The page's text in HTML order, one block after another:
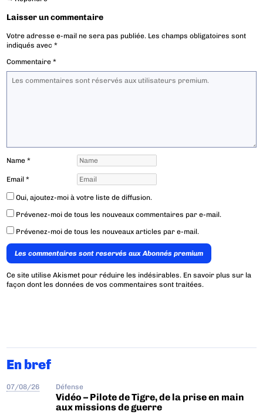
Laisser un commentaire
Votre adresse e-mail ne sera pas publiée. Les champs obligatoires sont
indiqués avec*
Commentaire*
Name*
Email*
Oui, ajoutez-moi à votre liste de diffusion.
Prévenez-moi de tous les nouveaux commentaires par e-mail.
Prévenez-moi de tous les nouveaux articles par e-mail.
Les commentaires sont reservés aux Abonnés premium
Ce site utilise Akismet pour réduire les indésirables. En savoir plus sur la
façon dont les données de vos commentaires sont traitées.
En bref
07/08/26 Défense
Vidéo – Pilote de Tigre, de la prise en main
aux missions de guerre